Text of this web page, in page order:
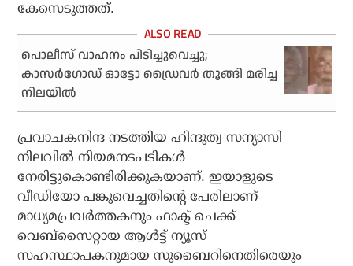
കേസെടുത്തത്.
പൊലീസ് വാഹനം പിടിച്ചുവെച്ചു;
കാസര്‍ഗോഡ് ഓട്ടോ ഡ്രൈവര്‍ തൂങ്ങി മരിച്ച
നിലയില്‍
പ്രവാചകനിന്ദ നടത്തിയ ഹിന്ദുത്വ സന്യാസി
നിലവില്‍ നിയമനടപടികള്‍
നേരിട്ടുകൊണ്ടിരിക്കുകയാണ്. ഇയാളുടെ
വീഡിയോ പങ്കുവെച്ചതിന്റെ പേരിലാണ്
മാധ്യമപ്രവര്‍ത്തകനും ഫാക്ട് ചെക്ക്
വെബ്‌സൈറ്റായ ആള്‍ട്ട് ന്യൂസ്
സഹസ്ഥാപകനുമായ സുബൈറിനെതിരെയും